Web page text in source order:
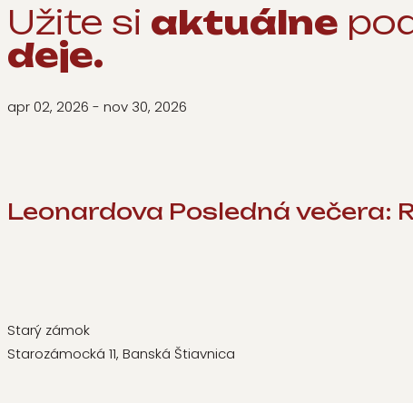
Užite si aktuálne
deje.
apr 02, 2026 - nov 30, 2026
Leonardova Posledná večera:
Starý zámok
Starozámocká 11, Banská Štiavnica